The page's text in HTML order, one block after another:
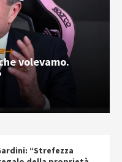
volevamo.
“Strefezza